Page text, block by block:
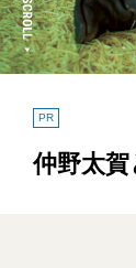
PR
仲野太